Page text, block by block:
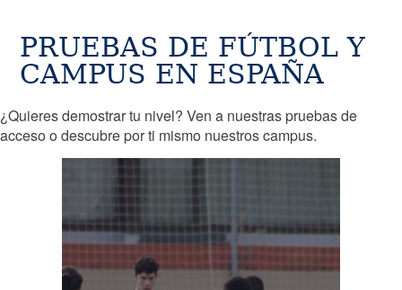
PRUEBAS DE FÚTBOL Y
CAMPUS EN ESPAÑA
¿Quieres demostrar tu nivel? Ven a nuestras pruebas de
acceso o descubre por ti mismo nuestros campus.